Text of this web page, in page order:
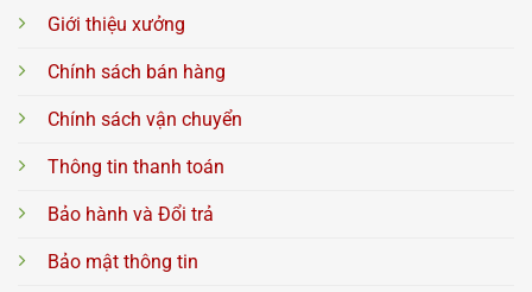
Giới thiệu xưởng
Chính sách bán hàng
Chính sách vận chuyển
Thông tin thanh toán
Bảo hành và Đổi trả
Bảo mật thông tin